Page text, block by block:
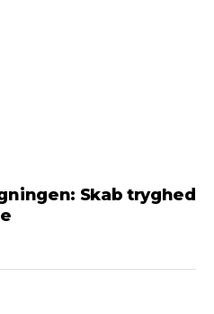
Skab tryghed